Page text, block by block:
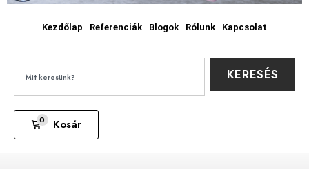
Kezdőlap Referenciák Blogok Rólunk Kapcsolat
KERESÉS
0 Kosár